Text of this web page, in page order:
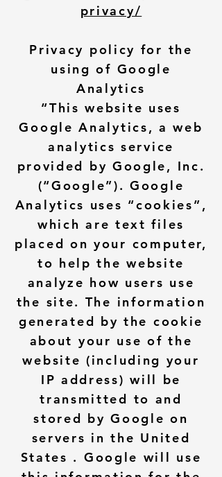
privacy/
Privacy policy for the
using of Google
Analytics
“This website uses
Google Analytics, a web
analytics service
provided by Google, Inc.
(“Google”). Google
Analytics uses “cookies”,
which are text files
placed on your computer,
to help the website
analyze how users use
the site. The information
generated by the cookie
about your use of the
website (including your
IP address) will be
transmitted to and
stored by Google on
servers in the United
States . Google will use